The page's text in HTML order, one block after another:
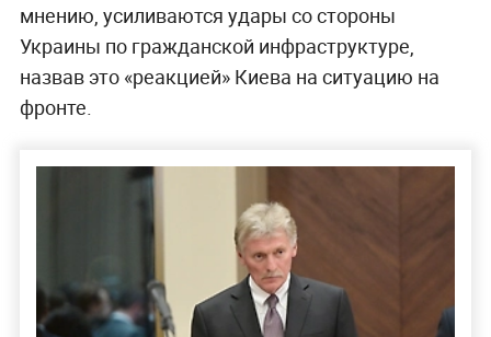
мнению, усиливаются удары со стороны
Украины по гражданской инфраструктуре,
назвав это «реакцией» Киева на ситуацию на
фронте.